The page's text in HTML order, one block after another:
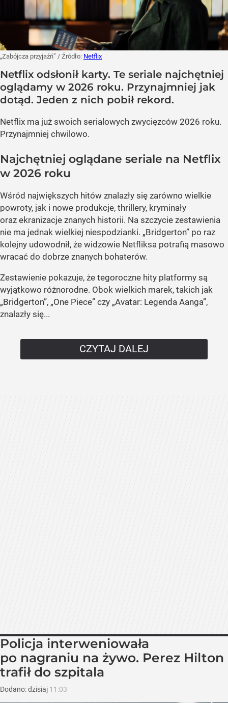
„Zabójcza przyjaźń” / Źródło: Netflix
Netflix odsłonił karty. Te seriale najchętniej
oglądamy w 2026 roku. Przynajmniej jak
dotąd. Jeden z nich pobił rekord.
Netflix ma już swoich serialowych zwycięzców 2026 roku.
Przynajmniej chwilowo.
Najchętniej oglądane seriale na Netflix
w 2026 roku
Wśród największych hitów znalazły się zarówno wielkie
powroty, jak i nowe produkcje, thrillery, kryminały
oraz ekranizacje znanych historii. Na szczycie zestawienia
nie ma jednak wielkiej niespodzianki. „Bridgerton” po raz
kolejny udowodnił, że widzowie Netfliksa potrafią masowo
wracać do dobrze znanych bohaterów.
Zestawienie pokazuje, że tegoroczne hity platformy są
wyjątkowo różnorodne. Obok wielkich marek, takich jak
„Bridgerton”, „One Piece” czy „Avatar: Legenda Aanga”,
znalazły się...
CZYTAJ DALEJ
Policja interweniowała
po nagraniu na żywo. Perez Hilton
trafił do szpitala
Dodano:dzisiaj 11:03